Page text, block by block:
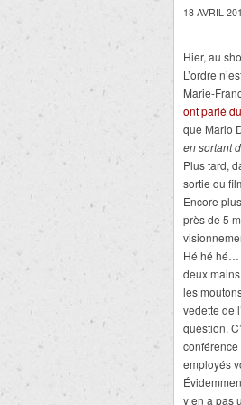
18 AVRIL
Hier, au
L’ordre
Marie-
ont parlé
que Mario
en sortant
Plus tard,
sortie du
Encore
près de 5
Hé hé hé…
deux
les
vedette de
question.
conférence
employés
y en a pas